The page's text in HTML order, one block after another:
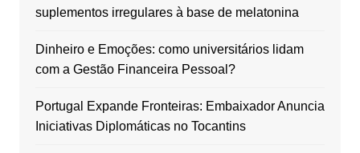
suplementos irregulares à base de melatonina
Dinheiro e Emoções: como universitários lidam
com a Gestão Financeira Pessoal?
Portugal Expande Fronteiras: Embaixador Anuncia
Iniciativas Diplomáticas no Tocantins